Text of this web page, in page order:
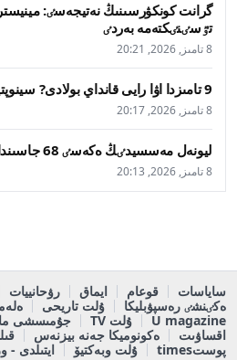
گرانت كونكۋرسىنىڭ نەتيجەسٸ:
تٷسٸنٸكتەمە بەردٸ
8 تامىز, 2026, 20:21
9 تامىزدا اۋا رايى قانداي بولادى? سينوپتيكتەر بولجامىن جارييالادى
8 تامىز, 2026, 20:17
ليونەل مەسسيدٸڭ ەكەسٸ 68 جاسىندا قايتىس بولدى
8 تامىز, 2026, 20:13
ساياسات قوعام ايماق رۋحانييات
ەكٸنشٸ رەسپۋبليكا
ۇلت تاريحى
U magazine
ۇلت TV
جۇمىسشى
اقساۋىت
ەكونوميكا جەنە بيزنەس
پوستtimes
ۇلت وبەكتيۆ ايتىلدى -